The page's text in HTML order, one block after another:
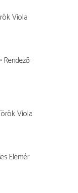
Viola
Rendező
Viola
Elemér